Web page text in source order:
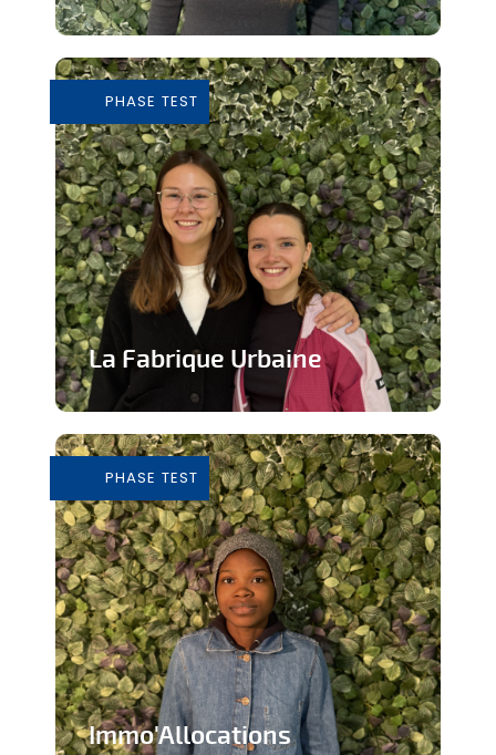
immersive
En savoir plus
PHASE TEST
La Fabrique Urbaine
outils pour consommer de façon...
En savoir plus
PHASE TEST
Immo'Allocations